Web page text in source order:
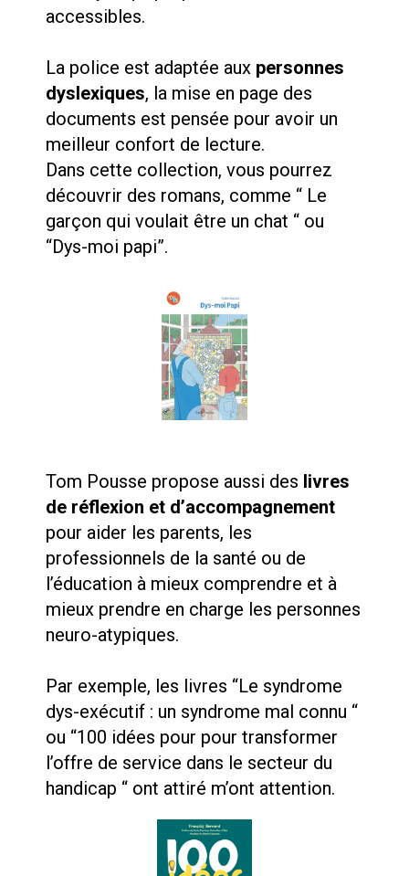
accessibles.
La police est adaptée aux personnes
dyslexiques, la mise en page des
documents est pensée pour avoir un
meilleur confort de lecture.
Dans cette collection, vous pourrez
découvrir des romans, comme “ Le
garçon qui voulait être un chat “ ou
“Dys-moi papi”.
Tom Pousse propose aussi des livres
de réflexion et d’accompagnement
pour aider les parents, les
professionnels de la santé ou de
l’éducation à mieux comprendre et à
mieux prendre en charge les personnes
neuro-atypiques.
Par exemple, les livres “Le syndrome
dys-exécutif : un syndrome mal connu “
ou “100 idées pour pour transformer
l’offre de service dans le secteur du
handicap “ ont attiré m’ont attention.